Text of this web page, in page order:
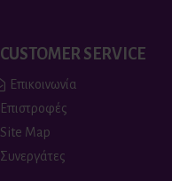
CUSTOMER SERVICE
Επικοινωνία
Επιστροφές
Site Map
Συνεργάτες